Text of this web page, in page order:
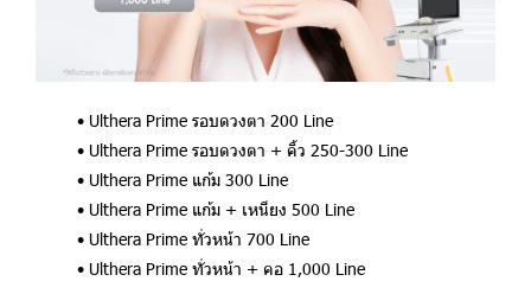
Ulthera Primeรอบดวงตา 200 Line
Ulthera Primeรอบดวงตา + คิ้ว 250-300 Line
Ulthera Primeแก้ม 300 Line
Ulthera Primeแก้ม + เหนียง 500 Line
Ulthera Prime ทั่วหน้า 700 Line
Ulthera Primeทั่วหน้า + คอ 1,000 Line